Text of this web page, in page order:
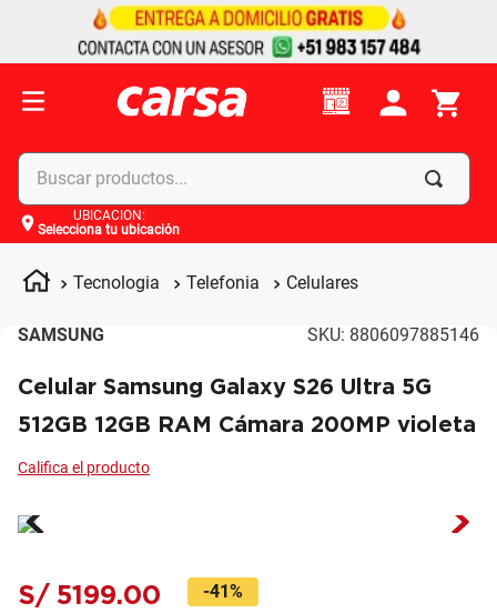
Buscar productos...
UBICACIÓN:
Selecciona tu ubicación
Tecnologia Telefonia Celulares
SAMSUNG SKU: 8806097885146
Celular Samsung Galaxy S26 Ultra 5G
512GB 12GB RAM Cámara 200MP violeta
S/ 5199.00 -41%
Términos más buscados
celulares
4. apple